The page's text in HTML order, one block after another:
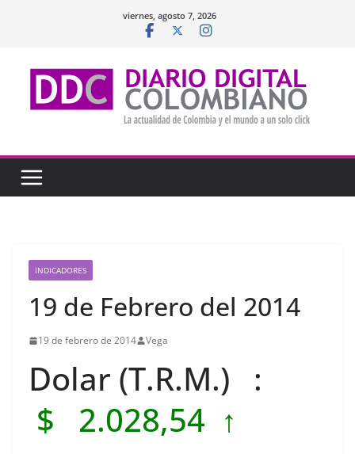
viernes, agosto 7, 2026
INDICADORES
19 de Febrero del 2014
19 de febrero de 2014 Vega
Dolar (T.R.M.) :
$ 2.028,54 ↑